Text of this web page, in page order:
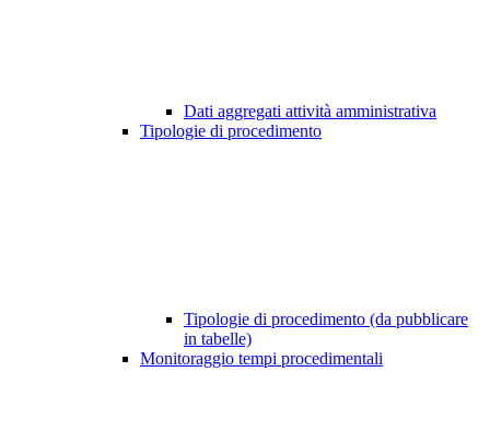
Dati aggregati attività amministrativa
Tipologie di procedimento
Tipologie di procedimento (da pubblicare
in tabelle)
Monitoraggio tempi procedimentali